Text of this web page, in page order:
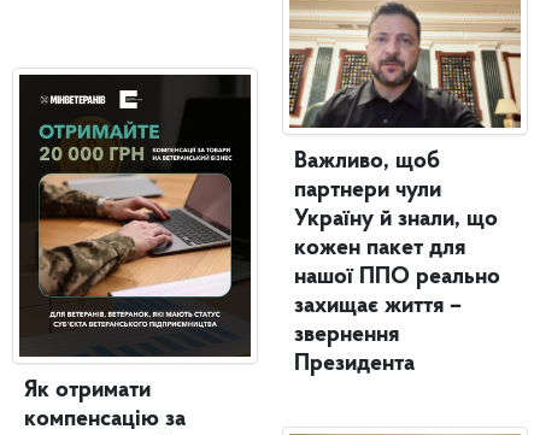
Як отримати
компенсацію за
Важливо, щоб
партнери чули
Україну й знали, що
кожен пакет для
нашої ППО реально
захищає життя –
звернення
Президента